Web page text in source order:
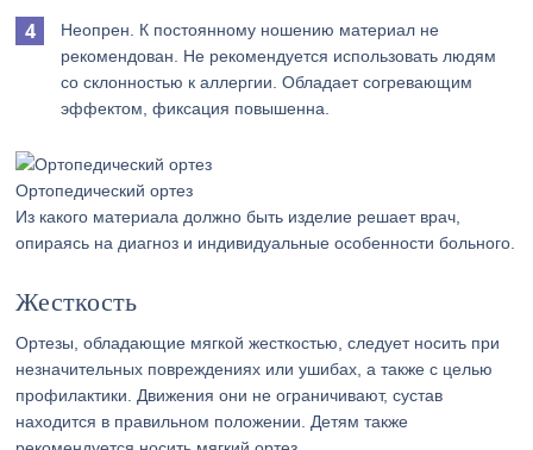
Неопрен. К постоянному ношению материал не
рекомендован. Не рекомендуется использовать людям
со склонностью к аллергии. Обладает согревающим
эффектом, фиксация повышенна.
Ортопедический ортез
Из какого материала должно быть изделие решает врач,
опираясь на диагноз и индивидуальные особенности больного.
Жесткость
Ортезы, обладающие мягкой жесткостью, следует носить при
незначительных повреждениях или ушибах, а также с целью
профилактики. Движения они не ограничивают, сустав
находится в правильном положении. Детям также